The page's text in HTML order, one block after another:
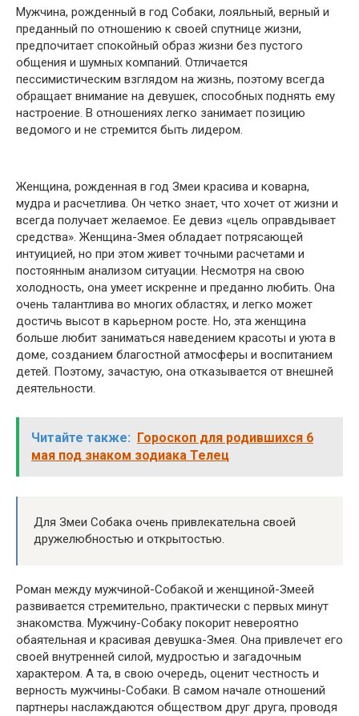
Мужчина, рожденный в год Собаки, лояльный, верный и
преданный по отношению к своей спутнице жизни,
предпочитает спокойный образ жизни без пустого
общения и шумных компаний. Отличается
пессимистическим взглядом на жизнь, поэтому всегда
обращает внимание на девушек, способных поднять ему
настроение. В отношениях легко занимает позицию
ведомого и не стремится быть лидером.
Женщина, рожденная в год Змеи красива и коварна,
мудра и расчетлива. Он четко знает, что хочет от жизни и
всегда получает желаемое. Ее девиз «цель оправдывает
средства». Женщина-Змея обладает потрясающей
интуицией, но при этом живет точными расчетами и
постоянным анализом ситуации. Несмотря на свою
холодность, она умеет искренне и преданно любить. Она
очень талантлива во многих областях, и легко может
достичь высот в карьерном росте. Но, эта женщина
больше любит заниматься наведением красоты и уюта в
доме, созданием благостной атмосферы и воспитанием
детей. Поэтому, зачастую, она отказывается от внешней
деятельности.
Читайте также:
Гороскоп для родившихся 6
мая под знаком зодиака Телец
Для Змеи Собака очень привлекательна своей
дружелюбностью и открытостью.
Роман между мужчиной-Собакой и женщиной-Змеей
развивается стремительно, практически с первых минут
знакомства. Мужчину-Собаку покорит невероятно
обаятельная и красивая девушка-Змея. Она привлечет его
своей внутренней силой, мудростью и загадочным
характером. А та, в свою очередь, оценит честность и
верность мужчины-Собаки. В самом начале отношений
партнеры наслаждаются обществом друг друга, проводя